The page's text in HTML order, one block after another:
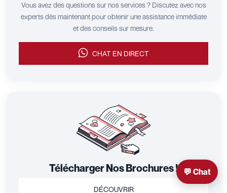
Vous avez des questions sur nos services ? Discutez avec nos
experts dès maintenant pour obtenir une assistance immédiate
et des conseils sur mesure.
CHAT EN DIRECT
Télécharger Nos Brochures !
DÉCOUVRIR
💬 Chat